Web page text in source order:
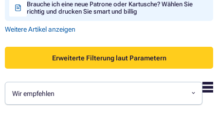
Brauche ich eine neue Patrone oder Kartusche? Wählen Sie
richtig und drucken Sie smart und billig
Weitere Artikel anzeigen
Erweiterte Filterung laut Parametern
Wir empfehlen